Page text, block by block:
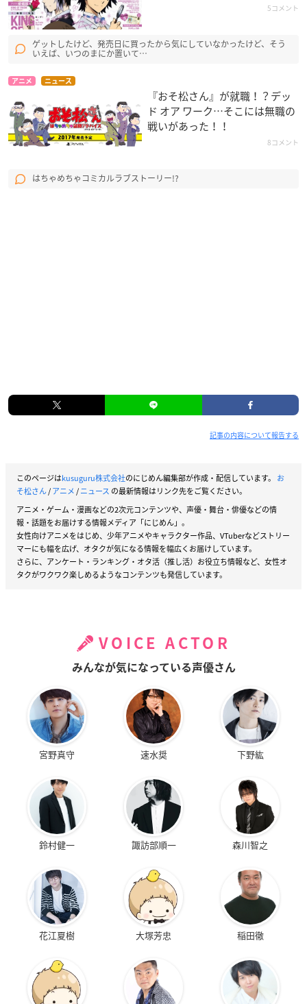
5コメント
ゲットしたけど、発売日に買ったから気にしていなかったけど、そう
いえば、いつのまにか置いて…
アニメ ニュース
『おそ松さん』が就職！？デッ
ド オア ワーク…そこには無職の
戦いがあった！！
8コメント
はちゃめちゃコミカルラブストーリー!?
記事の内容について報告する
このページはkusuguru株式会社のにじめん編集部が作成・配信しています。 お
そ松さん/アニメ/ニュース の最新情報はリンク先をご覧ください。
アニメ・ゲーム・漫画などの2次元コンテンツや、声優・舞台・俳優などの情
報・話題をお届けする情報メディア「にじめん」。
女性向けアニメをはじめ、少年アニメやキャラクター作品、VTuberなどストリー
マーにも幅を広げ、オタクが気になる情報を幅広くお届けしています。
さらに、アンケート・ランキング・オタ活（推し活）お役立ち情報など、女性オ
タクがワクワク楽しめるようなコンテンツも発信しています。
VOICE ACTOR
みんなが気になっている声優さん
宮野真守 速水奨 下野紘
鈴村健一 諏訪部順一 森川智之
花江夏樹 大塚芳忠 稲田徹